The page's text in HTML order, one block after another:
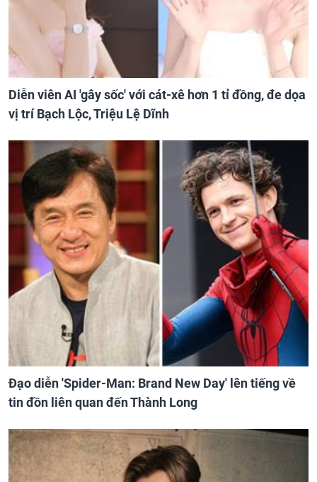
Diễn viên AI 'gây sốc' với cát-xê hơn 1 tỉ đồng, đe dọa
vị trí Bạch Lộc, Triệu Lệ Dĩnh
Đạo diễn 'Spider-Man: Brand New Day' lên tiếng về
tin đồn liên quan đến Thành Long